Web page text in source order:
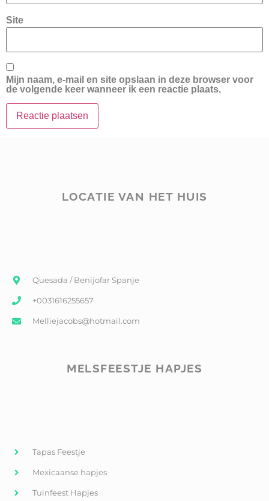
Site
Mijn naam, e-mail en site opslaan in deze browser voor
de volgende keer wanneer ik een reactie plaats.
LOCATIE VAN HET HUIS
Quesada / Benijofar Spanje
+0031616255657
Melliejacobs@hotmail.com
MELSFEESTJE HAPJES
Tapas Feestje
Mexicaanse hapjes
Tuinfeest Hapjes